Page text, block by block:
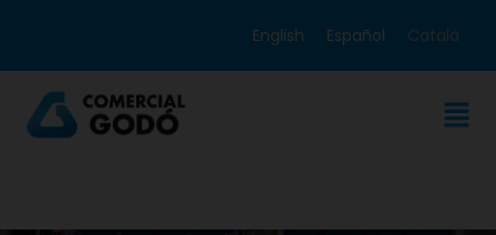
English Español Català